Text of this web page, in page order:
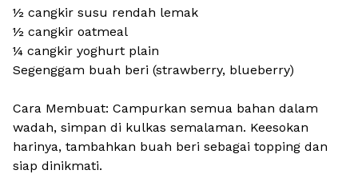
½ cangkir susu rendah lemak
½ cangkir oatmeal
¼ cangkir yoghurt plain
Segenggam buah beri (strawberry, blueberry)
Cara Membuat: Campurkan semua bahan dalam
wadah, simpan di kulkas semalaman. Keesokan
harinya, tambahkan buah beri sebagai topping dan
siap dinikmati.